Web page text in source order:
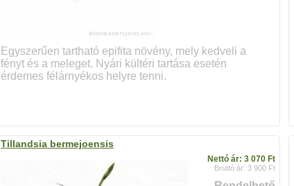
Egyszerűen tartható epifita növény, mely kedveli a
fényt és a meleget. Nyári kültéri tartása esetén
érdemes félárnyékos helyre tenni.
Tillandsia bermejoensis
Nettó ár: 3 070 Ft
Bruttó ár: 3 900 Ft